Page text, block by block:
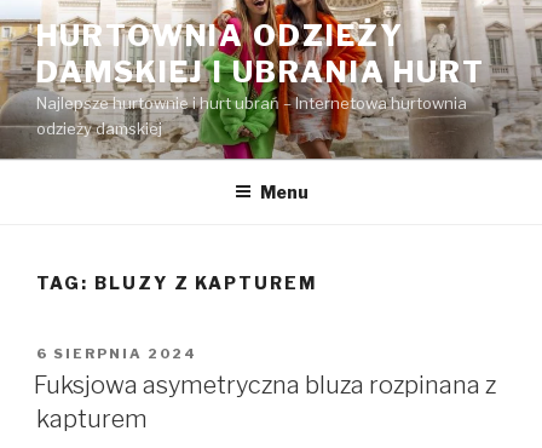
Przejdź
do
treści
HURTOWNIA ODZIEŻY
DAMSKIEJ I UBRANIA HURT
Najlepsze hurtownie i hurt ubrań – Internetowa hurtownia
odzieży damskiej
Menu
TAG: BLUZY Z KAPTUREM
OPUBLIKOWANE
W
6 SIERPNIA 2024
Fuksjowa asymetryczna bluza rozpinana z
kapturem